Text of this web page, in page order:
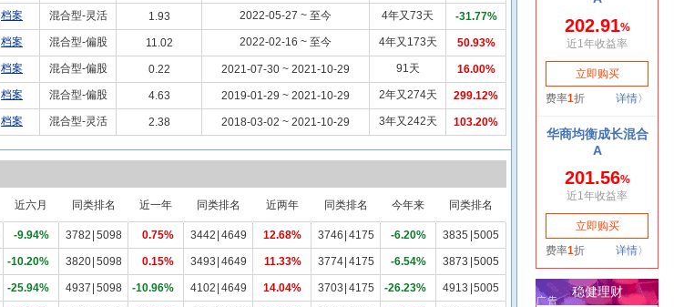
档案 混合型-灵活 1.93 2022-05-27 ~ 至今 4年又73天 -31.77%
档案 混合型-偏股 11.02 2022-02-16 ~ 至今 4年又173天 50.93%
档案 混合型-偏股 0.22 2021-07-30 ~ 2021-10-29 91天 16.00%
档案 混合型-偏股 4.63 2019-01-29 ~ 2021-10-29 2年又274天 299.12%
档案 混合型-灵活 2.38 2018-03-02 ~ 2021-10-29 3年又242天 103.20%
近六月 同类排名 近一年 同类排名 近两年 同类排名 今年来 同类排名
-9.94% 3782 5098 0.75% 3442 4649 12.68% 3746 4175 -6.20% 3835 5005
-10.20% 3820 5098 0.15% 3493 4649 11.33% 3774 4175 -6.54% 3873 5005
-25.94% 4937 5098 -10.96% 4102 4649 14.04% 3703 4175 -26.23% 4913 5005